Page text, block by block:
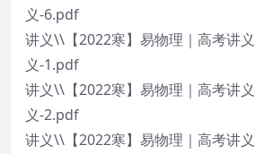
义-6.pdf
讲义\\【2022寒】易物理｜高考讲
义-1.pdf
讲义\\【2022寒】易物理｜高考讲
义-2.pdf
讲义\\【2022寒】易物理｜高考讲